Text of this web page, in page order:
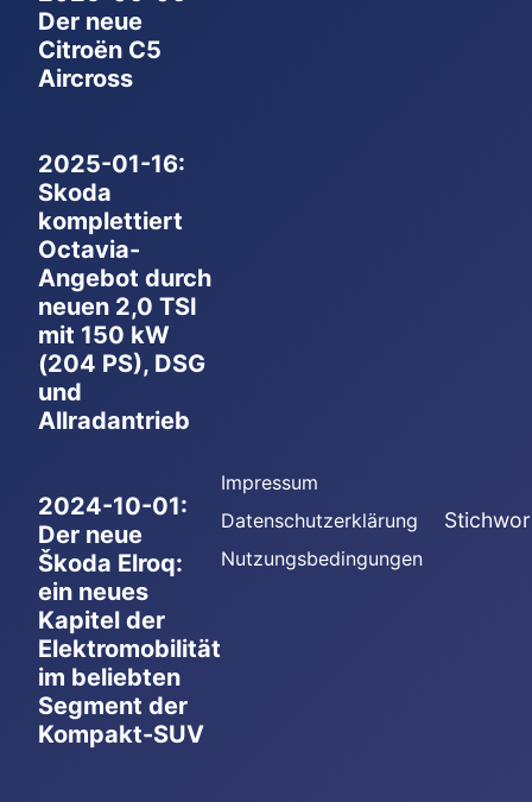
Der neue
Citroën C5
Aircross
2025-01-16:
Skoda
komplettiert
Octavia-
Angebot durch
neuen 2,0 TSI
mit 150 kW
(204 PS), DSG
und
Allradantrieb
2024-10-01:
Der neue
Škoda Elroq:
ein neues
Kapitel der
Elektromobilität
im beliebten
Segment der
Kompakt-SUV
Impressum
Datenschutzerklärung
Nutzungsbedingungen